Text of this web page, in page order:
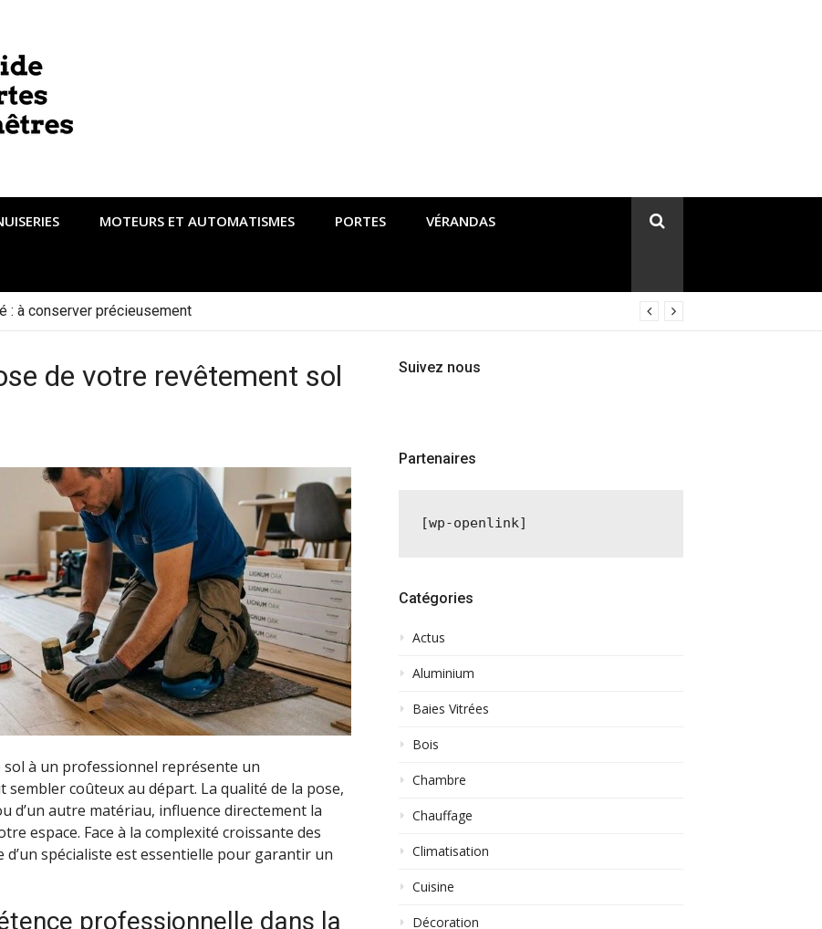
MOTEURS ET AUTOMATISMES PORTES VÉRANDAS
: à conserver précieusement
de votre revêtement sol
à un professionnel représente un
sembler coûteux au départ. La qualité de la pose,
d’un autre matériau, influence directement la
espace. Face à la complexité croissante des
d’un spécialiste est essentielle pour garantir un
professionnelle dans la
Suivez nous
Partenaires
[wp-openlink]
Catégories
Actus
Aluminium
Baies Vitrées
Bois
Chambre
Chauffage
Climatisation
Cuisine
Décoration